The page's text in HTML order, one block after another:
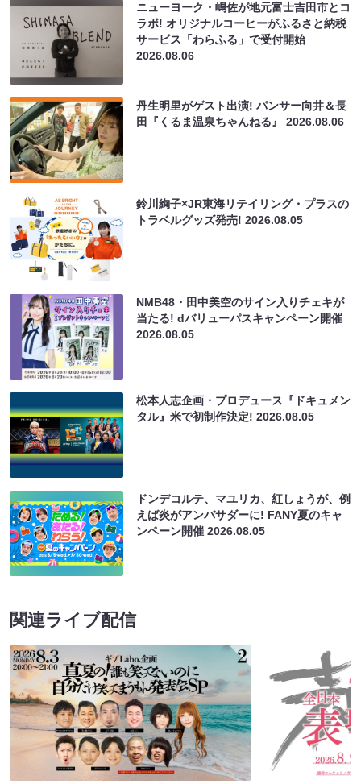
ニューヨーク・嶋佐が地元富士吉田市とコ
ラボ! オリジナルコーヒーがふるさと納税
サービス「わらふる」で受付開始
2026.08.06
丹生明里がゲスト出演! パンサー向井＆長
田『くるま温泉ちゃんねる』2026.08.06
鈴川絢子×JR東海リテイリング・プラスの
トラベルグッズ発売!2026.08.05
NMB48・田中美空のサイン入りチェキが
当たる! dバリューパスキャンペーン開催
2026.08.05
松本人志企画・プロデュース『ドキュメン
タル』米で初制作決定!2026.08.05
ドンデコルテ、マユリカ、紅しょうが、例
えば炎がアンバサダーに! FANY夏のキャ
ンペーン開催2026.08.05
関連ライブ配信